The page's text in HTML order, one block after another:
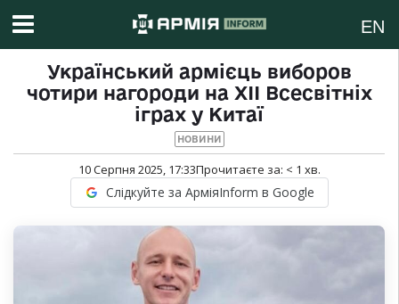
EN
Український армієць виборов
чотири нагороди на ХІІ Всесвітніх
іграх у Китаї
НОВИНИ
10 Серпня 2025, 17:33Прочитаєте за: < 1 хв.
Слідкуйте за АрміяInform в Google